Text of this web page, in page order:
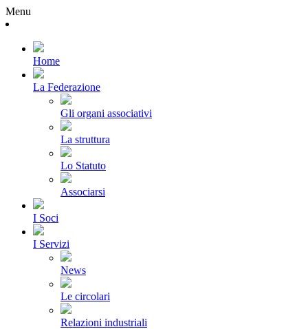
Menu
Home
La Federazione
Gli organi associativi
La struttura
Lo Statuto
Associarsi
I Soci
I Servizi
News
Le circolari
Relazioni industriali